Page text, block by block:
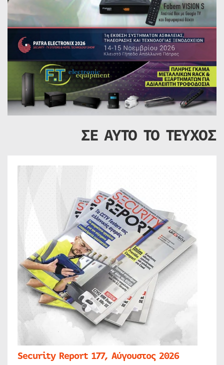
ΣΕ ΑΥΤΟ ΤΟ ΤΕΥΧΟΣ
Security Report 177, Αύγουστος 2026